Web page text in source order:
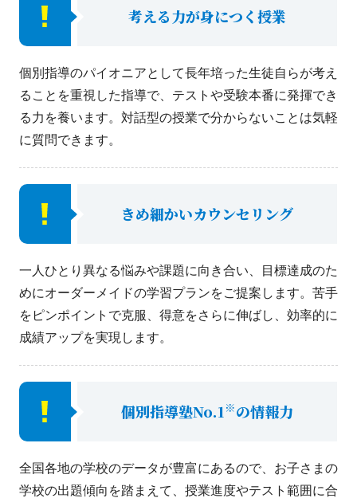
考える力が身につく授業
個別指導のパイオニアとして長年培った生徒自らが考え
ることを重視した指導で、テストや受験本番に発揮でき
る力を養います。対話型の授業で分からないことは気軽
に質問できます。
きめ細かいカウンセリング
一人ひとり異なる悩みや課題に向き合い、目標達成のた
めにオーダーメイドの学習プランをご提案します。苦手
をピンポイントで克服、得意をさらに伸ばし、効率的に
成績アップを実現します。
個別指導塾No.1 ※の情報力
全国各地の学校のデータが豊富にあるので、お子さまの
学校の出題傾向を踏まえて、授業進度やテスト範囲に合